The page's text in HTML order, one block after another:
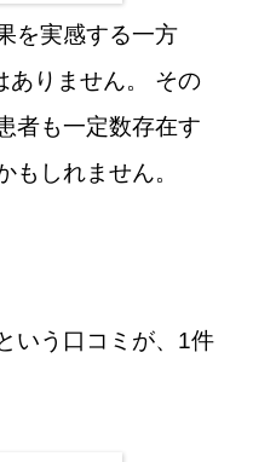
を実感する一方
ありません。 その
者も一定数存在す
もしれません。
いう口コミが、1件